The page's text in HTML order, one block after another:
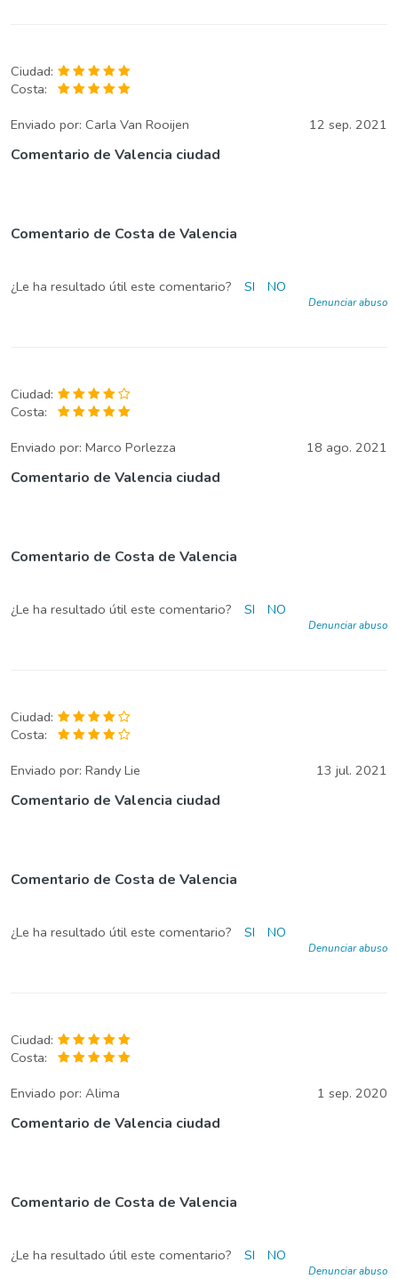
Ciudad:
Costa:
Enviado por: Carla Van Rooijen 12 sep. 2021
Comentario de Valencia ciudad
Comentario de Costa de Valencia
¿Le ha resultado útil este comentario? SI NO
Denunciar abuso
Ciudad:
Costa:
Enviado por: Marco Porlezza 18 ago. 2021
Comentario de Valencia ciudad
Comentario de Costa de Valencia
¿Le ha resultado útil este comentario? SI NO
Denunciar abuso
Ciudad:
Costa:
Enviado por: Randy Lie 13 jul. 2021
Comentario de Valencia ciudad
Comentario de Costa de Valencia
¿Le ha resultado útil este comentario? SI NO
Denunciar abuso
Ciudad:
Costa:
Enviado por: Alima 1 sep. 2020
Comentario de Valencia ciudad
Comentario de Costa de Valencia
¿Le ha resultado útil este comentario? SI NO
Denunciar abuso